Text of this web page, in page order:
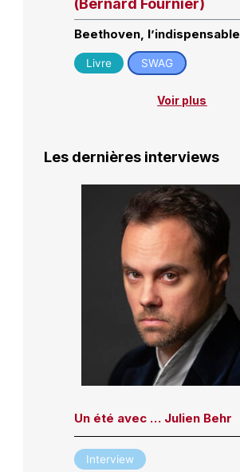
(Bernard Fournier)
Beethoven, l’indispensable
Livre SWAG
Voir plus
Les dernières interviews
Un été avec … Julien Behr
Interview